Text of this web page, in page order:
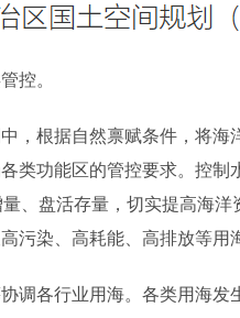
控。
，根据自然禀赋条件，将
类功能区的管控要求。控制
、盘活存量，切实提高海
污染、高耗能、高排放等用
调各行业用海。各类用海